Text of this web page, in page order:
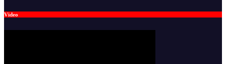
Video